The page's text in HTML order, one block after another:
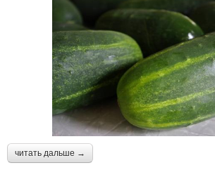
читать дальше →